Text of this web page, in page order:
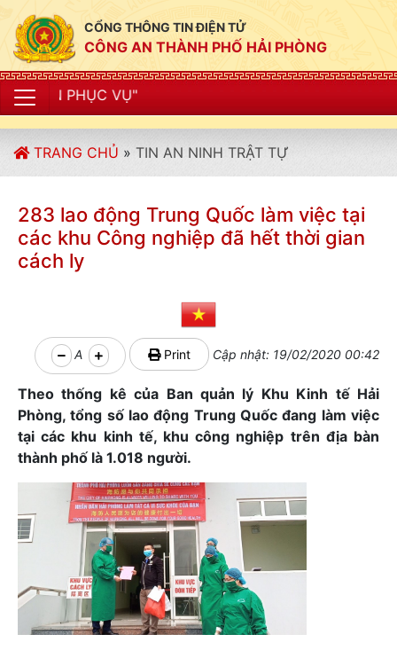
CỔNG THÔNG TIN ĐIỆN TỬ
CÔNG AN THÀNH PHỐ HẢI PHÒNG
TRANG CHỦ » TIN AN NINH TRẬT TỰ
283 lao động Trung Quốc làm việc tại
các khu Công nghiệp đã hết thời gian
cách ly
A Print Cập nhật: 19/02/2020 00:42
Theo thống kê của Ban quản lý Khu Kinh tế Hải
Phòng, tổng số lao động Trung Quốc đang làm việc
tại các khu kinh tế, khu công nghiệp trên địa bàn
thành phố là 1.018 người.